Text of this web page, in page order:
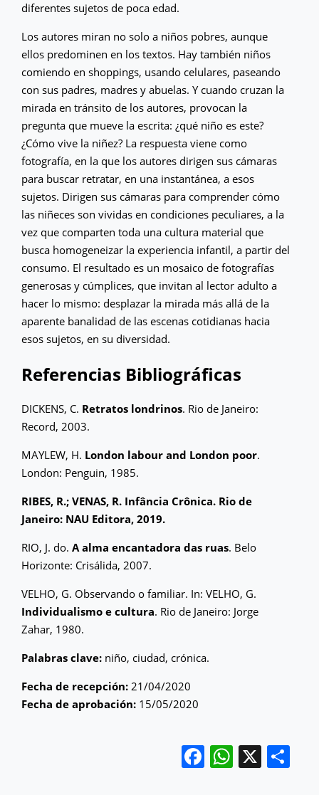
diferentes sujetos de poca edad.
Los autores miran no solo a niños pobres, aunque
ellos predominen en los textos. Hay también niños
comiendo en shoppings, usando celulares, paseando
con sus padres, madres y abuelas. Y cuando cruzan la
mirada en tránsito de los autores, provocan la
pregunta que mueve la escrita: ¿qué niño es este?
¿Cómo vive la niñez? La respuesta viene como
fotografía, en la que los autores dirigen sus cámaras
para buscar retratar, en una instantánea, a esos
sujetos. Dirigen sus cámaras para comprender cómo
las niñeces son vividas en condiciones peculiares, a la
vez que comparten toda una cultura material que
busca homogeneizar la experiencia infantil, a partir del
consumo. El resultado es un mosaico de fotografías
generosas y cúmplices, que invitan al lector adulto a
hacer lo mismo: desplazar la mirada más allá de la
aparente banalidad de las escenas cotidianas hacia
esos sujetos, en su diversidad.
Referencias Bibliográficas
DICKENS, C. Retratos londrinos. Rio de Janeiro:
Record, 2003.
MAYLEW, H. London labour and London poor.
London: Penguin, 1985.
RIBES, R.; VENAS, R. Infância Crônica. Rio de
Janeiro: NAU Editora, 2019.
RIO, J. do. A alma encantadora das ruas. Belo
Horizonte: Crisálida, 2007.
VELHO, G. Observando o familiar. In: VELHO, G.
Individualismo e cultura. Rio de Janeiro: Jorge
Zahar, 1980.
Palabras clave: niño, ciudad, crónica.
Fecha de recepción: 21/04/2020
Fecha de aprobación: 15/05/2020
Facebook
X